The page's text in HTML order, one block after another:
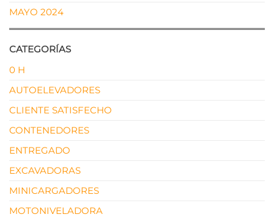
MAYO 2024
CATEGORÍAS
0 H
AUTOELEVADORES
CLIENTE SATISFECHO
CONTENEDORES
ENTREGADO
EXCAVADORAS
MINICARGADORES
MOTONIVELADORA